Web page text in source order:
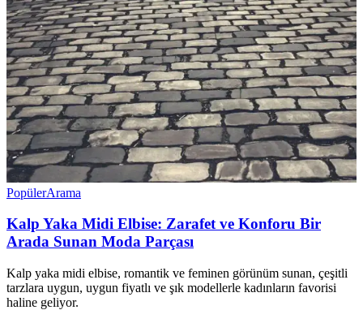
PopülerArama
Kalp Yaka Midi Elbise: Zarafet ve Konforu Bir
Arada Sunan Moda Parçası
Kalp yaka midi elbise, romantik ve feminen görünüm sunan, çeşitli
tarzlara uygun, uygun fiyatlı ve şık modellerle kadınların favorisi
haline geliyor.